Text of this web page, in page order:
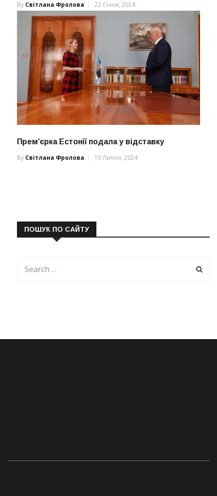
By Світлана Фролова 22 Січня, 2024
Прем’єрка Естонії подала у відставку
By Світлана Фролова 15 Липня, 2024
ПОШУК ПО САЙТУ